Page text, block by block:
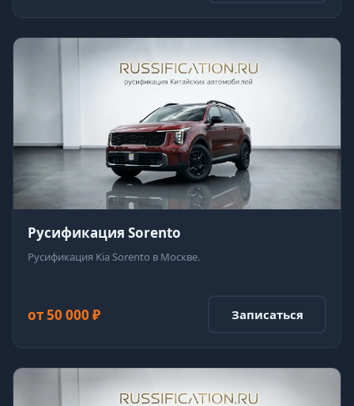
Русификация Sorento
Русификация Kia Sorento в Москве.
от 50 000 ₽ Записаться